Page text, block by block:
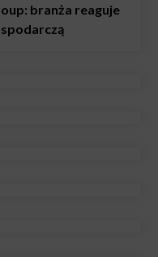
branża reaguje